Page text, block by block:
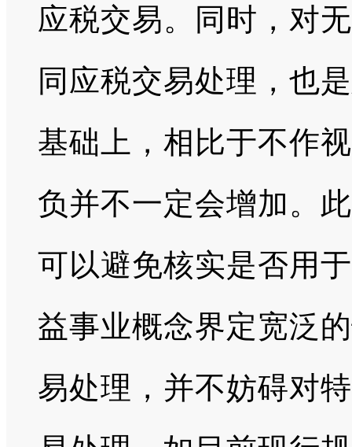
应税交易。同时，对
同应税交易处理，也
基础上，相比于不作
负并不一定会增加。
可以避免核实是否用
益事业概念界定宽泛
易处理，并不妨碍对